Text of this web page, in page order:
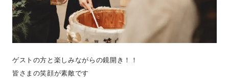
ゲストの方と楽しみながらの鏡開き！！
皆さまの笑顔が素敵です